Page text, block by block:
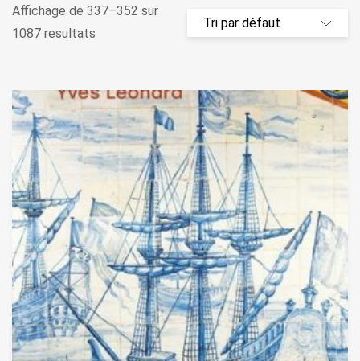
Affichage de 337–352 sur
1087 resultats